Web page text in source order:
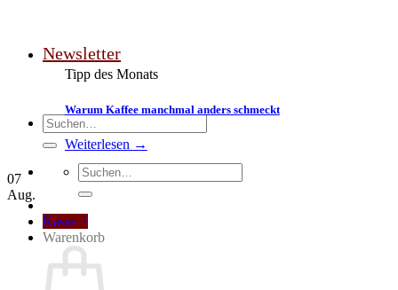
Newsletter
Suchen
nach:
Suchen
nach:
Kasse +
Warenkorb
Tipp des Monats
Warum Kaffee manchmal anders schmeckt
Weiterlesen →
07
Aug.